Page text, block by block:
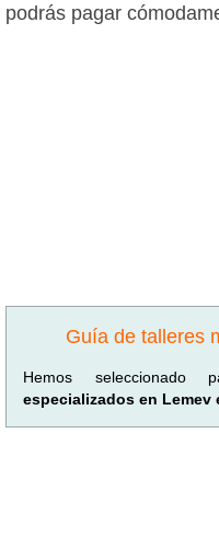
podrás pagar
Guía de talleres
Hemos
especializados en